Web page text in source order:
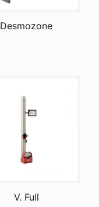
Desmozone
V. Full